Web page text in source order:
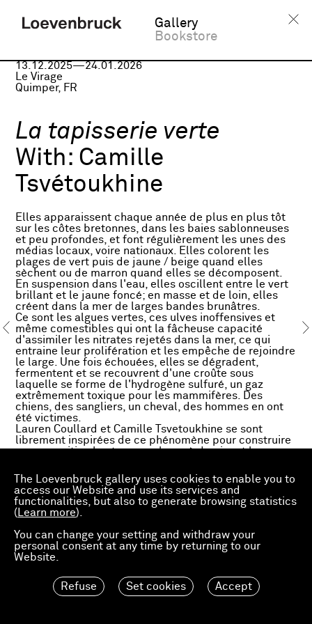
The Loevenbruck gallery uses cookies to enable you to
access our Website and use its services and
functionalities, but also to generate browsing statistics
( Learn more).
You can change your setting and withdraw your
personal consent at any time by returning to our
Website.
Refuse Set cookies Accept
Gallery
Bookstore
13.12.2025—24.01.2026
Le Virage
Quimper, FR
La tapisserie verte
With: Camille
Tsvétoukhine
Elles apparaissent chaque année de plus en plus tôt
sur les côtes bretonnes, dans les baies sablonneuses
et peu profondes, et font régulièrement les unes des
médias locaux, voire nationaux. Elles colorent les
plages de vert puis de jaune / beige quand elles
sèchent ou de marron quand elles se décomposent.
En suspension dans l'eau, elles oscillent entre le vert
brillant et le jaune foncé; en masse et de loin, elles
créent dans la mer de larges bandes brunâtres.
Ce sont les algues vertes, ces ulves inoffensives et
même comestibles qui ont la fâcheuse capacité
d'assimiler les nitrates rejetés dans la mer, ce qui
entraine leur prolifération et les empêche de rejoindre
le large. Une fois échouées, elles se dégradent,
fermentent et se recouvrent d'une croûte sous
laquelle se forme de l'hydrogène sulfuré, un gaz
extrêmement toxique pour les mammifères. Des
chiens, des sangliers, un cheval, des hommes en ont
été victimes.
Lauren Coullard et Camille Tsvetoukhine se sont
librement inspirées de ce phénomène pour construire
une exposition haute en couleur où dominent le rose
l'autre le rose (supposé) des cochons qui sont ici
évoqués en masse et non dans le détail, sous la forme
d'un monochrome mural - à l'image de leur existence
entassée dans les élevages industriels.
Car les algues et les plages sont d'autant plus vertes
que les cochons sont maltraités en Bretagne : comme
ils sont élevés dans des entrepôts sur des caillebotis,
leurs déjections non pailleuses et pleines d'azote se
déversent dans les sols et dans les cours d'eau qui se
nitrate.
Lauren aborde le thème en montrant des toiles où se